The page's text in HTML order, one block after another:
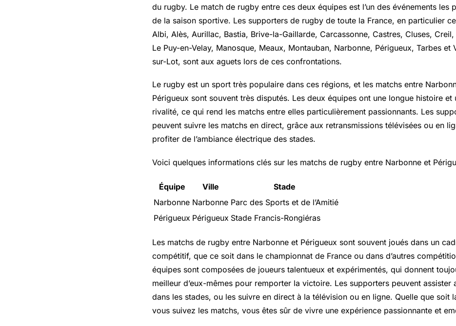
du rugby. Le match de rugby entre ces deux équipes est l’un des événements les
de la saison sportive. Les supporters de rugby de toute la France, en particulier
Albi, Alès, Aurillac, Bastia, Brive-la-Gaillarde, Carcassonne, Castres, Cluses,
Le Puy-en-Velay, Manosque, Meaux, Montauban, Narbonne, Périgueux, Tarbes et
sur-Lot, sont aux aguets lors de ces confrontations.
Le rugby est un sport très populaire dans ces régions, et les matchs entre
Périgueux sont souvent très disputés. Les deux équipes ont une longue histoire et
rivalité, ce qui rend les matchs entre elles particulièrement passionnants. Les
peuvent suivre les matchs en direct, grâce aux retransmissions télévisées ou en
profiter de l’ambiance électrique des stades.
Voici quelques informations clés sur les matchs de rugby entre Narbonne et
Équipe Ville
Stade
Narbonne Narbonne Parc des Sports et de l’Amitié
Périgueux Périgueux Stade Francis-Rongiéras
Les matchs de rugby entre Narbonne et Périgueux sont souvent joués dans un
compétitif, que ce soit dans le championnat de France ou dans d’autres
équipes sont composées de joueurs talentueux et expérimentés, qui donnent
meilleur d’eux-mêmes pour remporter la victoire. Les supporters peuvent assister
dans les stades, ou les suivre en direct à la télévision ou en ligne. Quelle que soit
vous suivez les matchs, vous êtes sûr de vivre une expérience passionnante et